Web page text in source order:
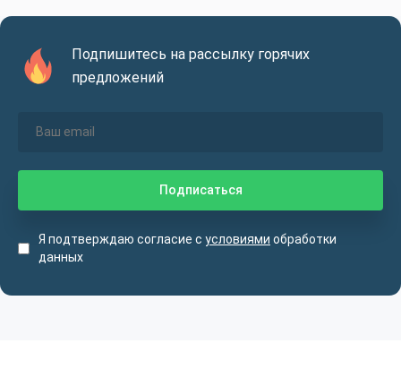
Подпишитесь на рассылку горячих
предложений
Я подтверждаю согласие с условиями обработки
данных